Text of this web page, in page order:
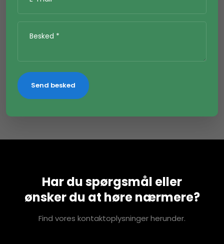
Har du spørgsmål eller
​ønsker du at høre nærmere?
Find vores kontaktoplysninger herunder.